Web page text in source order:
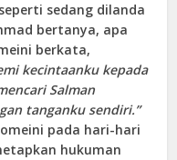
sedang dilanda
bertanya, apa
berkata,
kecintaanku kepada
Salman
tanganku sendiri.”
pada hari-hari
hukuman